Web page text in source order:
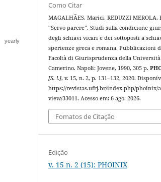
yearly
Como Citar
MAGALHÃES, Marici. REDUZZI MEROLA,
“Servo parere”. Studi sulla condicione
degli schiavi vicari e dei sottoposti a
sperienze greca e romana. Pubblicazioni
Facoltà di Giurisprudenza della
Camerino. Napoli: Jovene, 1990, 305 p.
[S. l.], v. 15, n. 2, p. 131–132, 2020.
https://revistas.ufrj.br/index.php/phoinix/
view/33011. Acesso em: 6 ago. 2026.
Fomatos de Citação
Edição
v. 15 n. 2 (15): PHOINIX